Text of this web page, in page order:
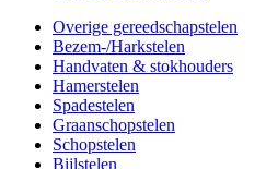
Overige gereedschapstelen
Bezem-/Harkstelen
Handvaten & stokhouders
Hamerstelen
Spadestelen
Graanschopstelen
Schopstelen
Bijlstelen